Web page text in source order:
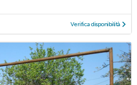
Verifica disponibilità